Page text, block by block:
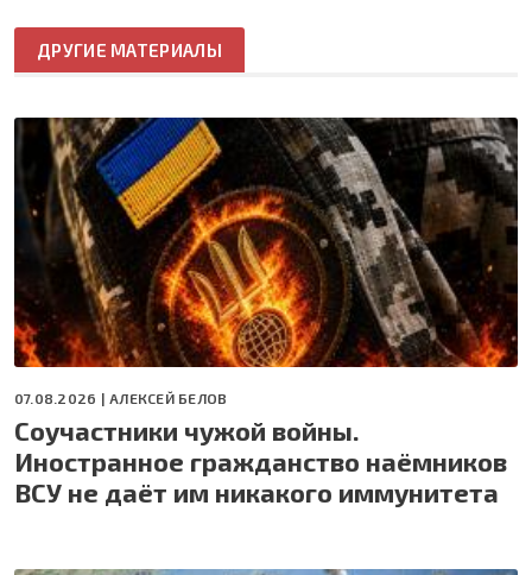
ДРУГИЕ МАТЕРИАЛЫ
07.08.2026 |АЛЕКСЕЙ БЕЛОВ
Соучастники чужой войны.
Иностранное гражданство наёмников
ВСУ не даёт им никакого иммунитета